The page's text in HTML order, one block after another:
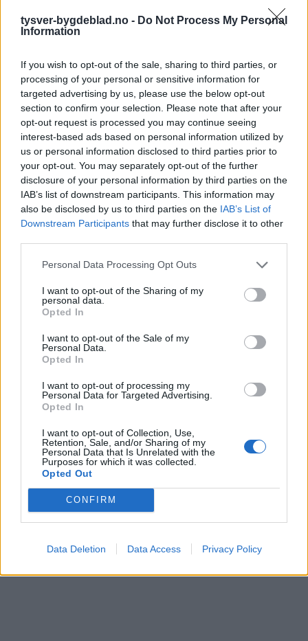
tysver-bygdeblad.no - Do Not Process My Personal
Information
If you wish to opt-out of the sale, sharing to third parties, or
processing of your personal or sensitive information for
targeted advertising by us, please use the below opt-out
section to confirm your selection. Please note that after your
opt-out request is processed you may continue seeing
interest-based ads based on personal information utilized by
us or personal information disclosed to third parties prior to
your opt-out. You may separately opt-out of the further
disclosure of your personal information by third parties on the
IAB’s list of downstream participants. This information may
also be disclosed by us to third parties on the IAB’s List of
Downstream Participants that may further disclose it to other
Personal Data Processing Opt Outs
I want to opt-out of the Sharing of my
personal data.
Opted In
I want to opt-out of the Sale of my
Personal Data.
Opted In
I want to opt-out of processing my
Personal Data for Targeted Advertising.
Opted In
I want to opt-out of Collection, Use,
Retention, Sale, and/or Sharing of my
Personal Data that Is Unrelated with the
Purposes for which it was collected.
Opted Out
CONFIRM
Data Deletion Data Access Privacy Policy